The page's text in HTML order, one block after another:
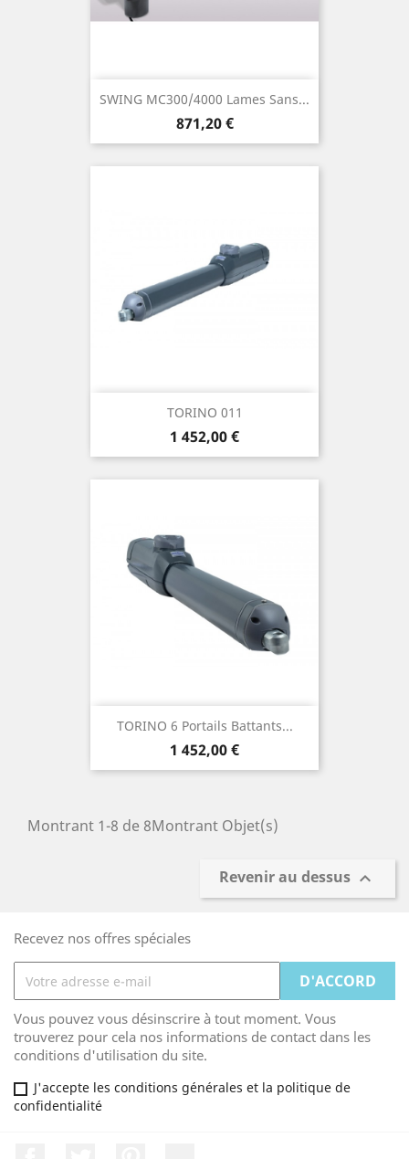
SWING MC300/4000 Lames Sans...
Prix
871,20 €
TORINO 011
Prix
1 452,00 €
TORINO 6 Portails Battants...
Prix
1 452,00 €
Montrant 1-8 de 8Montrant Objet(s)
Revenir au dessus 
Recevez nos offres spéciales
Vous pouvez vous désinscrire à tout moment. Vous
trouverez pour cela nos informations de contact dans les
conditions d'utilisation du site.
J'accepte les conditions générales et la politique de
confidentialité